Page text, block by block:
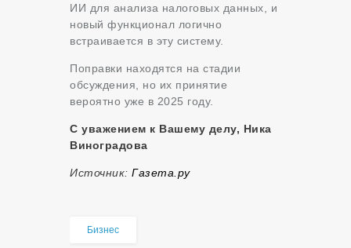
ИИ для анализа налоговых данных, и
новый функционал логично
встраивается в эту систему.
Поправки находятся на стадии
обсуждения, но их принятие
вероятно уже в 2025 году.
С уважением к Вашему делу, Ника
Виноградова
Источник: Газета.ру
Бизнес